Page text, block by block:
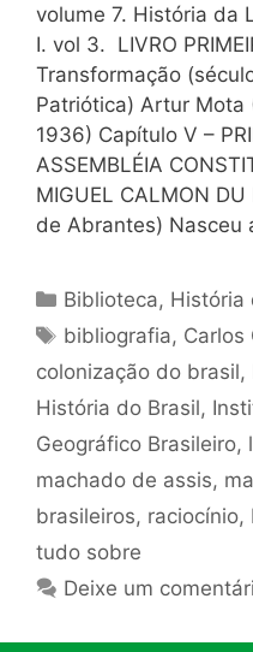
volume 7. História da
I. vol 3. LIVRO
Transformação
Patriótica) Artur Mota
1936) Capítulo V –
ASSEMBLÉIA
MIGUEL CALMON
de Abrantes) Nasceu
Categorias
Biblioteca, História
Tags
bibliografia, Carlos
colonização do brasil,
História do Brasil,
Geográfico Brasileiro,
machado de assis,
brasileiros, raciocínio,
tudo sobre
Deixe um